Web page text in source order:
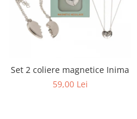
Set 2 coliere magnetice Inima
59,00 Lei